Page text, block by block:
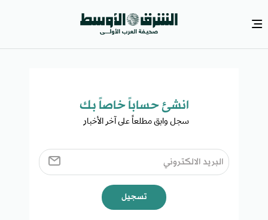
انشئ حساباً خاصاً بك​
سجل وابق مطلعاً على آخر الأخبار ​
تسجيل